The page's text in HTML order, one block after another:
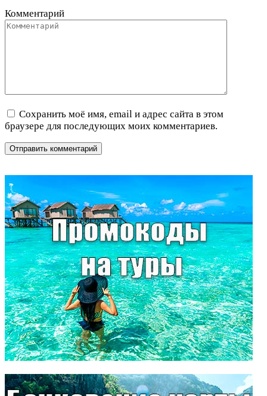
Комментарий
Сохранить моё имя, email и адрес сайта в этом
браузере для последующих моих комментариев.